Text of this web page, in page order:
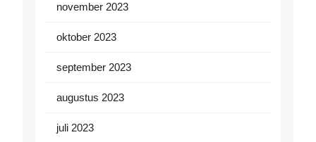
november 2023
oktober 2023
september 2023
augustus 2023
juli 2023